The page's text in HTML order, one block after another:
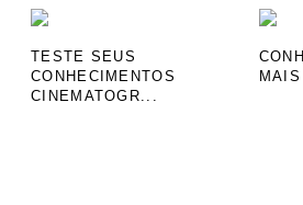
TESTE SEUS
CONHECIMENTOS
CINEMATOGR...